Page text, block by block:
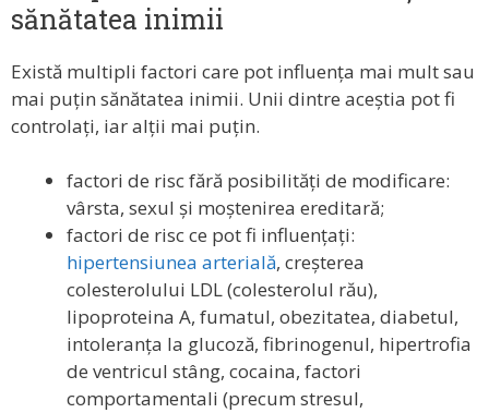
sănătatea inimii
Există multipli factori care pot influența mai mult sau
mai puțin sănătatea inimii. Unii dintre aceștia pot fi
controlați, iar alții mai puțin.
factori de risc fără posibilități de modificare:
vârsta, sexul și moștenirea ereditară;
factori de risc ce pot fi influențați:
hipertensiunea arterială, creșterea
colesterolului LDL (colesterolul rău),
lipoproteina A, fumatul, obezitatea, diabetul,
intoleranța la glucoză, fibrinogenul, hipertrofia
de ventricul stâng, cocaina, factori
comportamentali (precum stresul,